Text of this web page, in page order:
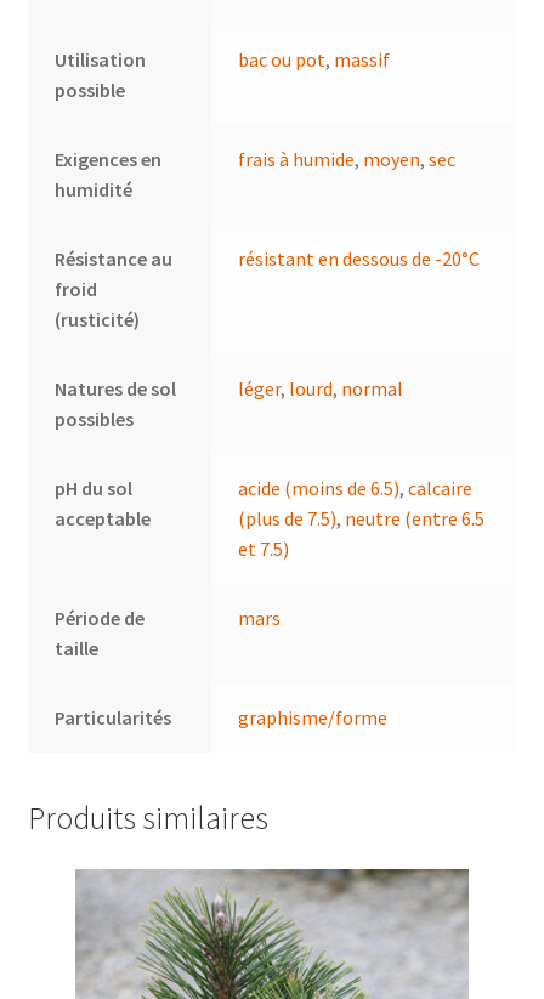
Utilisation
possible
bac ou pot, massif
Exigences en
humidité
frais à humide, moyen,sec
Résistance au
froid
(rusticité)
résistant en dessous de -20°C
Natures de sol
possibles
léger, lourd, normal
pH du sol
acceptable
acide (moins de 6.5),calcaire
(plus de 7.5), neutre (entre 6.5
et 7.5)
Période de
taille
mars
Particularités graphisme/forme
Produits similaires